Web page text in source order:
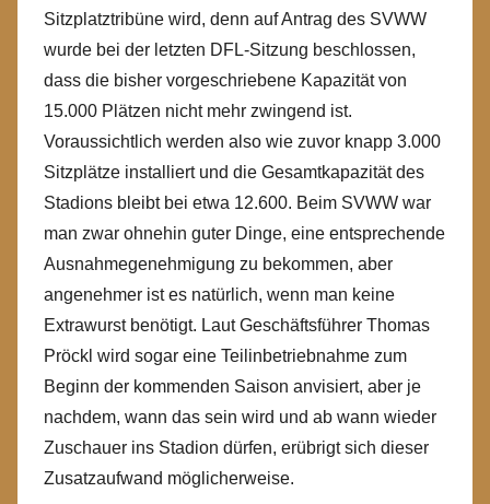
Sitzplatztribüne wird, denn auf Antrag des SVWW
wurde bei der letzten DFL-Sitzung beschlossen,
dass die bisher vorgeschriebene Kapazität von
15.000 Plätzen nicht mehr zwingend ist.
Voraussichtlich werden also wie zuvor knapp 3.000
Sitzplätze installiert und die Gesamtkapazität des
Stadions bleibt bei etwa 12.600. Beim SVWW war
man zwar ohnehin guter Dinge, eine entsprechende
Ausnahmegenehmigung zu bekommen, aber
angenehmer ist es natürlich, wenn man keine
Extrawurst benötigt. Laut Geschäftsführer Thomas
Pröckl wird sogar eine Teilinbetriebnahme zum
Beginn der kommenden Saison anvisiert, aber je
nachdem, wann das sein wird und ab wann wieder
Zuschauer ins Stadion dürfen, erübrigt sich dieser
Zusatzaufwand möglicherweise.